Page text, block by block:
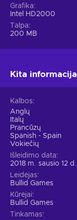
Grafika
Intel HD2000
Talpa
200 MB
Kita informacija
Kalbos
Anglų
Italų
Prancūzų
Spanish - Spain
Vokiečių
Išleidimo data
2018 m. sausio 12 d.
Leidėjas
Bullid Games
Kūrėjai
Bullid Games
Tinkamas